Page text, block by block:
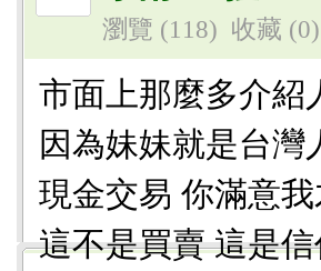
瀏覽 (118) 收藏 (0)
市面上那麼多介紹
因為妹妹就是台灣
現金交易 你滿意
這不是買賣 這是